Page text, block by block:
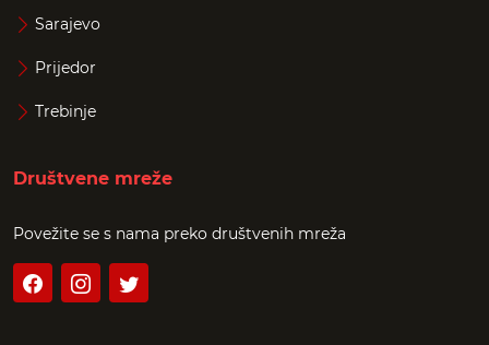
Sarajevo
Prijedor
Trebinje
Društvene mreže
Povežite se s nama preko društvenih mreža